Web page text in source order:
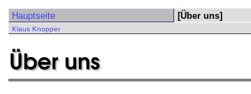
Hauptseite [Über uns]
Klaus Knopper